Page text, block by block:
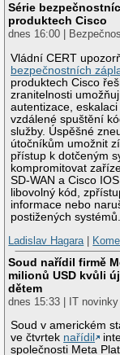
Série
produktech Cisco
dnes 16:00 |
Vládní CERT
bezpečnostních
produktech Cisco
zranitelnosti
autentizace, eskalaci
vzdálené spuštění
služby. Úspěšné
útočníkům umožnit
přístup k dotčeným
kompromitovat
SD-WAN a Cisco
libovolný kód,
informace nebo
postižených systémů.
Ladislav Hagara|
Soud nařídil firmě
milionů USD kvůli
dětem
dnes 15:33 | IT novinky
Soud v americkém
ve čtvrtek nařídil
společnosti Meta